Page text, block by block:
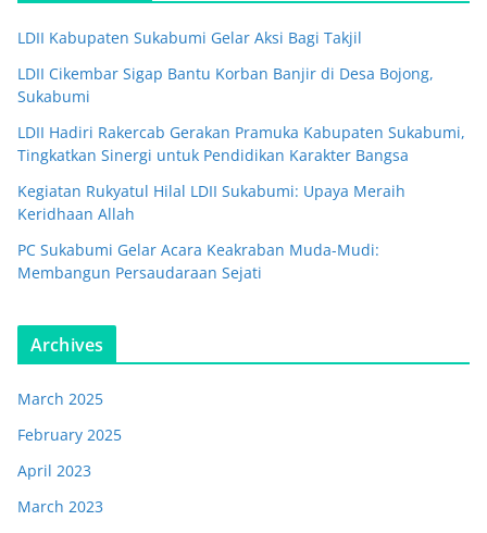
LDII Kabupaten Sukabumi Gelar Aksi Bagi Takjil
LDII Cikembar Sigap Bantu Korban Banjir di Desa Bojong,
Sukabumi
LDII Hadiri Rakercab Gerakan Pramuka Kabupaten Sukabumi,
Tingkatkan Sinergi untuk Pendidikan Karakter Bangsa
Kegiatan Rukyatul Hilal LDII Sukabumi: Upaya Meraih
Keridhaan Allah
PC Sukabumi Gelar Acara Keakraban Muda-Mudi:
Membangun Persaudaraan Sejati
Archives
March 2025
February 2025
April 2023
March 2023